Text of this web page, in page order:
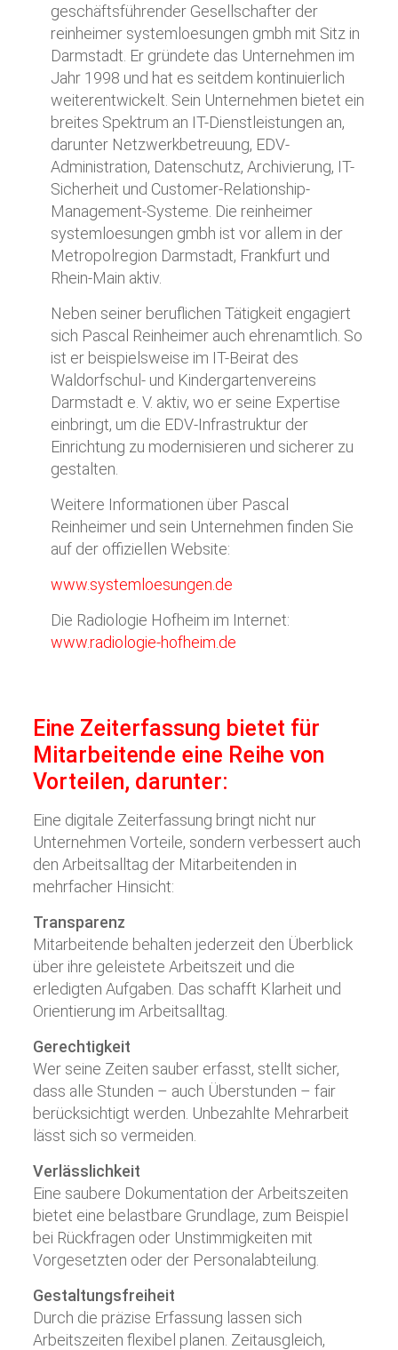
geschäftsführender Gesellschafter der
reinheimer systemloesungen gmbh mit Sitz in
Darmstadt. Er gründete das Unternehmen im
Jahr 1998 und hat es seitdem kontinuierlich
weiterentwickelt. Sein Unternehmen bietet ein
breites Spektrum an IT-Dienstleistungen an,
darunter Netzwerkbetreuung, EDV-
Administration, Datenschutz, Archivierung, IT-
Sicherheit und Customer-Relationship-
Management-Systeme. Die reinheimer
systemloesungen gmbh ist vor allem in der
Metropolregion Darmstadt, Frankfurt und
Rhein-Main aktiv.
Neben seiner beruflichen Tätigkeit engagiert
sich Pascal Reinheimer auch ehrenamtlich. So
ist er beispielsweise im IT-Beirat des
Waldorfschul- und Kindergartenvereins
Darmstadt e. V. aktiv, wo er seine Expertise
einbringt, um die EDV-Infrastruktur der
Einrichtung zu modernisieren und sicherer zu
gestalten.
Weitere Informationen über Pascal
Reinheimer und sein Unternehmen finden Sie
auf der offiziellen Website:
www.systemloesungen.de
Die Radiologie Hofheim im Internet:
www.radiologie-hofheim.de
Eine Zeiterfassung bietet für
Mitarbeitende eine Reihe von
Vorteilen, darunter:
Eine digitale Zeiterfassung bringt nicht nur
Unternehmen Vorteile, sondern verbessert auch
den Arbeitsalltag der Mitarbeitenden in
mehrfacher Hinsicht:
Transparenz
Mitarbeitende behalten jederzeit den Überblick
über ihre geleistete Arbeitszeit und die
erledigten Aufgaben. Das schafft Klarheit und
Orientierung im Arbeitsalltag.
Gerechtigkeit
Wer seine Zeiten sauber erfasst, stellt sicher,
dass alle Stunden – auch Überstunden – fair
berücksichtigt werden. Unbezahlte Mehrarbeit
lässt sich so vermeiden.
Verlässlichkeit
Eine saubere Dokumentation der Arbeitszeiten
bietet eine belastbare Grundlage, zum Beispiel
bei Rückfragen oder Unstimmigkeiten mit
Vorgesetzten oder der Personalabteilung.
Gestaltungsfreiheit
Durch die präzise Erfassung lassen sich
Arbeitszeiten flexibel planen. Zeitausgleich,